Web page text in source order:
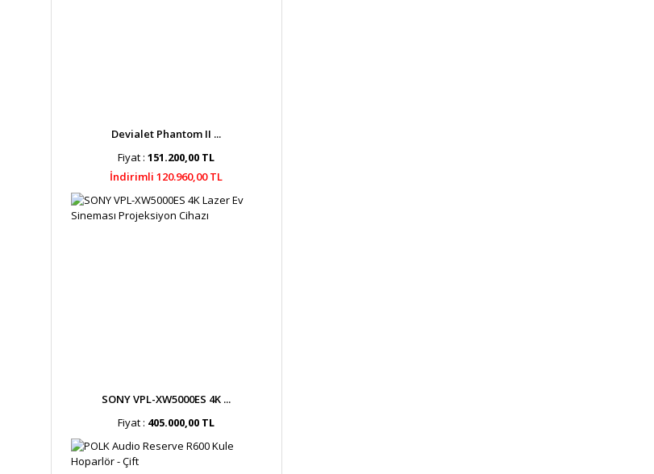
Devialet Phantom II ...
Fiyat :151.200,00 TL
İndirimli 120.960,00 TL
SONY VPL-XW5000ES 4K ...
Fiyat : 405.000,00 TL